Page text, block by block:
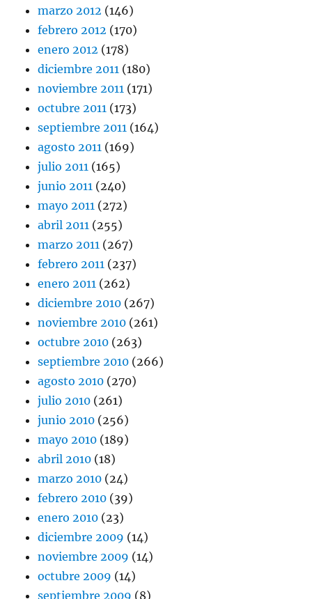
marzo 2012 (146)
febrero 2012 (170)
enero 2012 (178)
diciembre 2011 (180)
noviembre 2011 (171)
octubre 2011 (173)
septiembre 2011 (164)
agosto 2011 (169)
julio 2011 (165)
junio 2011 (240)
mayo 2011 (272)
abril 2011 (255)
marzo 2011 (267)
febrero 2011 (237)
enero 2011 (262)
diciembre 2010 (267)
noviembre 2010 (261)
octubre 2010 (263)
septiembre 2010 (266)
agosto 2010 (270)
julio 2010 (261)
junio 2010 (256)
mayo 2010 (189)
abril 2010 (18)
marzo 2010 (24)
febrero 2010 (39)
enero 2010 (23)
diciembre 2009 (14)
noviembre 2009 (14)
octubre 2009 (14)
septiembre 2009 (8)